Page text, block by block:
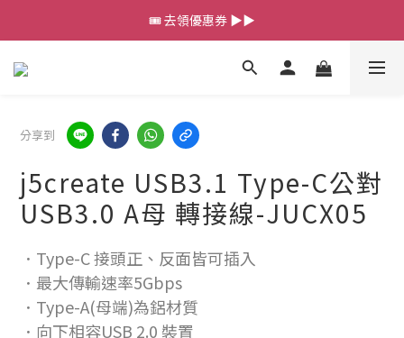
💰新會員送 $88 購物金
🎟️ 去領優惠券 ▶▶
分享到
j5create USB3.1 Type-C公對
USB3.0 A母 轉接線-JUCX05
．Type-C 接頭正、反面皆可插入
．最大傳輸速率5Gbps
．Type-A(母端)為鋁材質
．向下相容USB 2.0 裝置